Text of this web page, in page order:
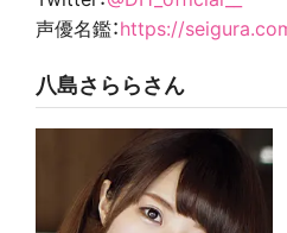
声優名鑑：https://
八島さららさん